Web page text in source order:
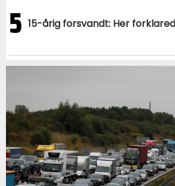
5 15-årig forsvandt: Her